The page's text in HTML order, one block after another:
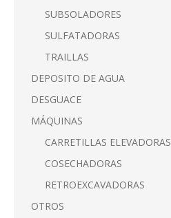
SUBSOLADORES
SULFATADORAS
TRAILLAS
DEPOSITO DE AGUA
DESGUACE
MÁQUINAS
CARRETILLAS ELEVADORAS
COSECHADORAS
RETROEXCAVADORAS
OTROS